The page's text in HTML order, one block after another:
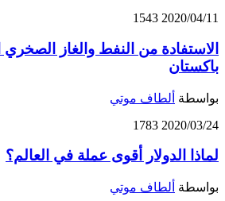
2020/04/11
1543
الاستفادة من النفط والغاز
باکستان
بواسطة ألطاف موتي
2020/03/24
1783
لماذا الدولار أقوى عملة في العالم؟
بواسطة ألطاف موتي